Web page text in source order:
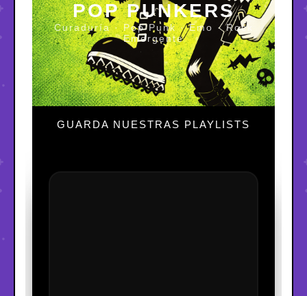
POP PUNKERS
Curaduría · Pop Punk · Emo · Rock
Emergente
GUARDA NUESTRAS PLAYLISTS